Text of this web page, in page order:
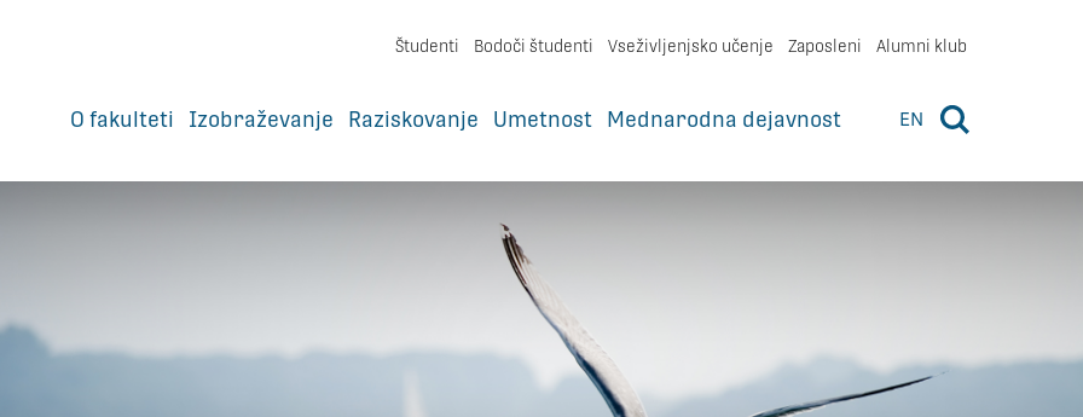
Študenti Bodoči študenti Vseživljenjsko učenje Zaposleni Alumni klub
O fakulteti Izobraževanje Raziskovanje Umetnost Mednarodna dejavnost EN